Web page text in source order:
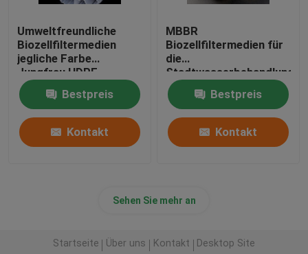
Umweltfreundliche
Biozellfiltermedien
jegliche Farbe
Jungfrau HDPE
Material Bio Kugeln
Bestpreis
Kontakt
MBBR
Biozellfiltermedien für
die
Stadtwasserbehandlung
Bestpreis
Kontakt
Sehen Sie mehr an
Startseite Über uns Kontakt Desktop Site